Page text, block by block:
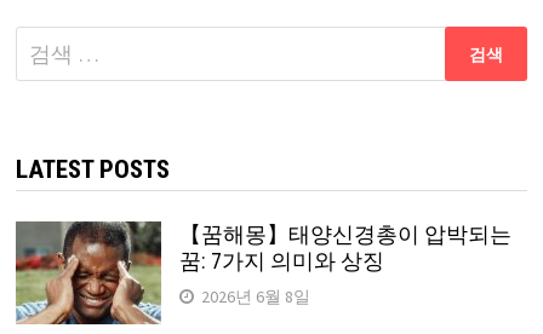
다
음
LATEST POSTS
【꿈해몽】태양신경총이 압박되는
꿈: 7가지 의미와 상징
2026년 6월 8일